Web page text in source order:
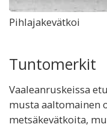
Pihlajakevätkoi
Tuntomerkit
Vaaleanruskeissa
musta aaltomainen
metsäkevätkoita,